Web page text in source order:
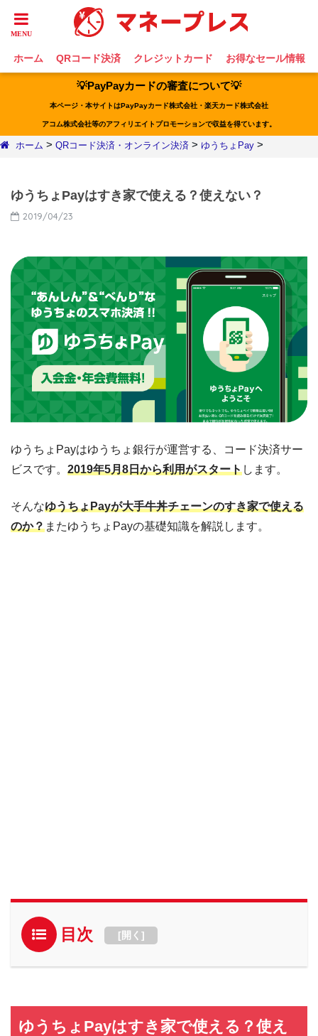
ホーム QRコード決済 クレジットカード お得なセール情報
💡PayPayカードの審査について💡
本ページ・本サイトはPayPayカード株式会社・楽天カード株式会社
アコム株式会社等のアフィリエイトプロモーションで収益を得ています。
ホーム > QRコード決済・オンライン決済 > ゆうちょPay >
ゆうちょPayはすき家で使える？使えない？
2019/04/23
ゆうちょPayはゆうちょ銀行が運営する、コード決済サー
ビスです。 2019年5月8日から利用がスタートします。
そんなゆうちょPayが大手牛丼チェーンのすき家で使える
のか？またゆうちょPayの基礎知識を解説します。
目次 [開く ]
ゆうちょPayはすき家で使える？使え